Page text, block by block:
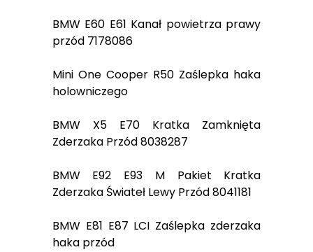
BMW E60 E61 Kanał powietrza prawy
przód 7178086
Mini One Cooper R50 Zaślepka haka
holowniczego
BMW X5 E70 Kratka Zamknięta
Zderzaka Przód 8038287
BMW E92 E93 M Pakiet Kratka
Zderzaka Świateł Lewy Przód 8041181
BMW E81 E87 LCI Zaślepka zderzaka
haka przód